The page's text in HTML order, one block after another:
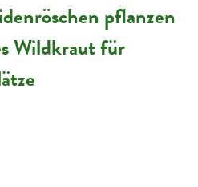
pflanzen
Wildkraut für